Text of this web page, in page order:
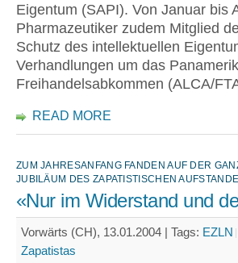
Eigentum (SAPI). Von Januar bis
Pharmazeutiker zudem Mitglied
Schutz des intellektuellen
Verhandlungen um das
Freihandelsabkommen (ALCA/
READ MORE
ZUM JAHRESANFANG FANDEN AUF DER
JUBILÄUM DES ZAPATISTISCHEN
«Nur im Widerstand und
Vorwärts (CH), 13.01.2004 | Tags: EZLN
Zapatistas